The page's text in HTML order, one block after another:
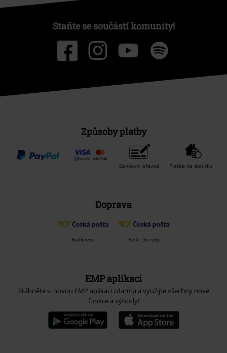
Staňte se součástí komunity!
Způsoby platby
Bankovní převod Platba na dobírku
Doprava
Balíkovna Balík Do ruky
EMP aplikaci
Stáhněte si novou EMP aplikaci zdarma a využijte všechny nové
funkce a výhody!